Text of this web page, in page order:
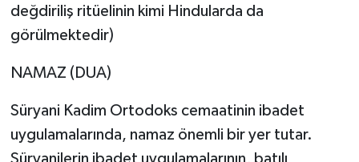
değdiriliş ritüelinin kimi Hindularda da
görülmektedir)
NAMAZ (DUA)
Süryani Kadim Ortodoks cemaatinin ibadet
uygulamalarında, namaz önemli bir yer tutar.
Süryanilerin ibadet uygulamalarının, batılı